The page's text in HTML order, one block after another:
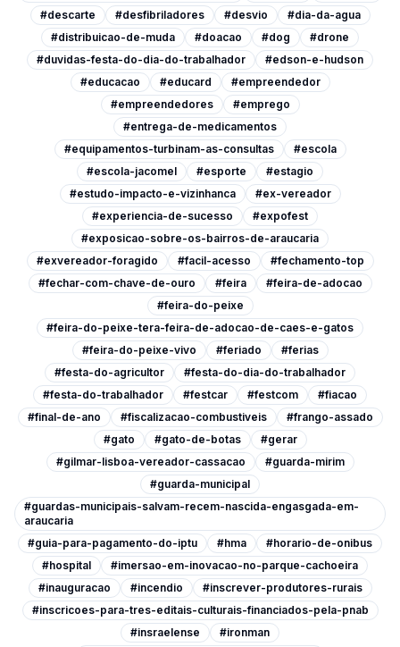
#descarte
#desfibriladores #desvio
#dia-da-agua
#distribuicao-de-muda
#doacao #dog
#drone
#duvidas-festa-do-dia-do-trabalhador
#edson-e-hudson
#educacao
#educard
#empreendedor
#empreendedores
#emprego
#entrega-de-medicamentos
#equipamentos-turbinam-as-consultas
#escola
#escola-jacomel
#esporte
#estagio
#estudo-impacto-e-vizinhanca
#ex-vereador
#experiencia-de-sucesso
#expofest
#exposicao-sobre-os-bairros-de-araucaria
#exvereador-foragido
#facil-acesso
#fechamento-top
#fechar-com-chave-de-ouro
#feira
#feira-de-adocao
#feira-do-peixe
#feira-do-peixe-tera-feira-de-adocao-de-caes-e-gatos
#feira-do-peixe-vivo
#feriado
#ferias
#festa-do-agricultor
#festa-do-dia-do-trabalhador
#festa-do-trabalhador
#festcar #festcom
#fiacao
#final-de-ano
#fiscalizacao-combustiveis
#frango-assado
#gato
#gato-de-botas
#gerar
#gilmar-lisboa-vereador-cassacao
#guarda-mirim
#guarda-municipal
#guardas-municipais-salvam-recem-nascida-engasgada-em-
araucaria
#guia-para-pagamento-do-iptu
#hma
#horario-de-onibus
#hospital
#imersao-em-inovacao-no-parque-cachoeira
#inauguracao
#incendio
#inscrever-produtores-rurais
#inscricoes-para-tres-editais-culturais-financiados-pela-pnab
#insraelense
#ironman